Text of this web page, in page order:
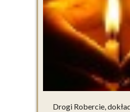
Drogi Robercie,